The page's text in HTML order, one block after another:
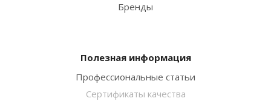
Бренды
Полезная информация
Профессиональные статьи
Сертификаты качества